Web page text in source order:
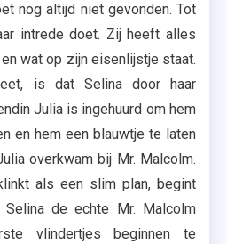
nog altijd niet gevonden. Tot
intrede doet. Zij heeft alles
wat op zijn eisenlijstje staat.
is dat Selina door haar
Julia is ingehuurd om hem
en hem een blauwtje te laten
overkwam bij Mr. Malcolm.
als een slim plan, begint
de echte Mr. Malcolm
vlindertjes beginnen te